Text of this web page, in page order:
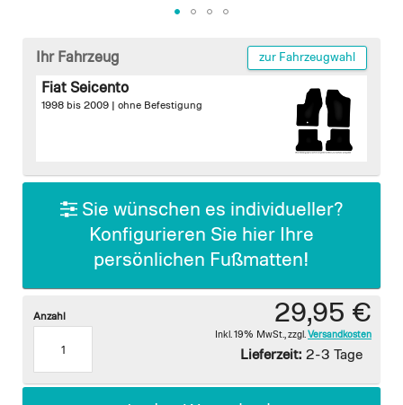
beginning
gallery
Ihr Fahrzeug zur Fahrzeugwahl
Fiat Seicento
1998 bis 2009 | ohne Befestigung
Sie wünschen es individueller?
Konfigurieren Sie hier Ihre
persönlichen Fußmatten!
29,95 €
Inkl. 19% MwSt. zzgl. Versandkosten
Lieferzeit: 2-3 Tage
Anzahl